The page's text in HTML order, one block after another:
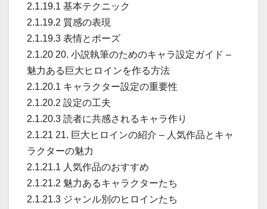
2.1.19.1 基本テクニック
2.1.19.2 質感の表現
2.1.19.3 表情とポーズ
2.1.20 20. 小説執筆のためのキャラ設定ガイド –
魅力ある巨大ヒロインを作る方法
2.1.20.1 キャラクター設定の重要性
2.1.20.2 設定の工夫
2.1.20.3 読者に共感されるキャラ作り
2.1.21 21. 巨大ヒロインの紹介 – 人気作品とキャ
ラクターの魅力
2.1.21.1 人気作品のおすすめ
2.1.21.2 魅力あるキャラクターたち
2.1.21.3 ジャンル別のヒロインたち